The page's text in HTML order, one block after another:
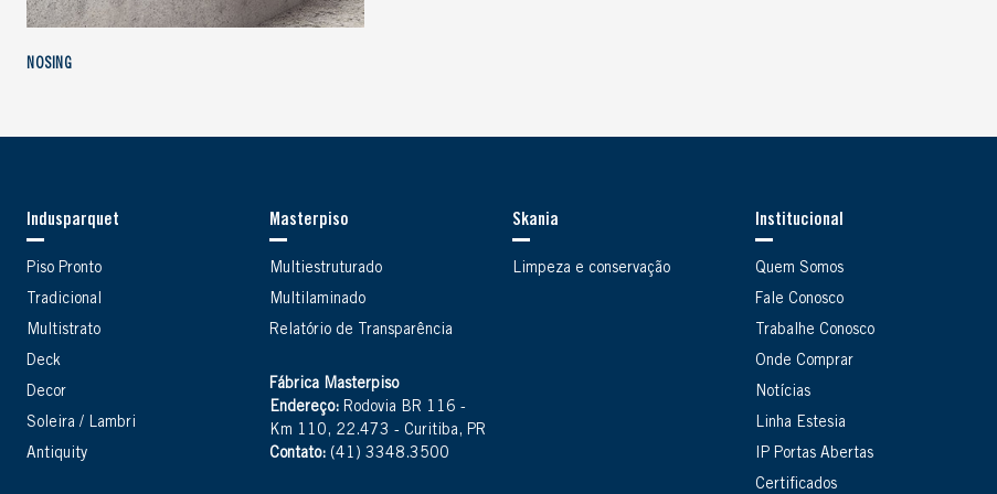
NOSING
Indusparquet
Piso Pronto
Tradicional
Multistrato
Deck
Decor
Soleira / Lambri
Antiquity
Masterpiso
Multiestruturado
Multilaminado
Relatório de Transparência
Fábrica Masterpiso
Endereço: Rodovia BR 116 -
Km 110, 22.473 - Curitiba, PR
Contato: (41) 3348.3500
Skania
Limpeza e conservação
Institucional
Quem Somos
Fale Conosco
Trabalhe Conosco
Onde Comprar
Notícias
Linha Estesia
IP Portas Abertas
Certificados